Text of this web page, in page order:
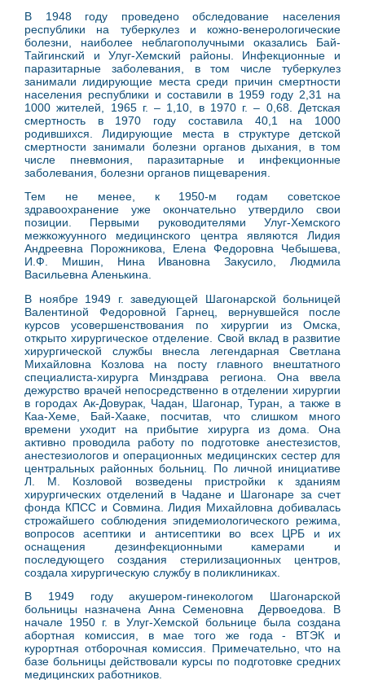
В 1948 году проведено обследование населения
республики на туберкулез и кожно-венерологические
болезни, наиболее неблагополучными оказались Бай-
Тайгинский и Улуг-Хемский районы. Инфекционные и
паразитарные заболевания, в том числе туберкулез
занимали лидирующие места среди причин смертности
населения республики и составили в 1959 году 2,31 на
1000 жителей, 1965 г. – 1,10, в 1970 г. – 0,68. Детская
смертность в 1970 году составила 40,1 на 1000
родившихся. Лидирующие места в структуре детской
смертности занимали болезни органов дыхания, в том
числе пневмония, паразитарные и инфекционные
заболевания, болезни органов пищеварения.
Тем не менее, к 1950-м годам советское
здравоохранение уже окончательно утвердило свои
позиции. Первыми руководителями Улуг-Хемского
межкожуунного медицинского центра являются Лидия
Андреевна Порожникова, Елена Федоровна Чебышева,
И.Ф. Мишин, Нина Ивановна Закусило, Людмила
Васильевна Аленькина.
В ноябре 1949 г. заведующей Шагонарской больницей
Валентиной Федоровной Гарнец, вернувшейся после
курсов усовершенствования по хирургии из Омска,
открыто хирургическое отделение. Свой вклад в развитие
хирургической службы внесла легендарная Светлана
Михайловна Козлова на посту главного внештатного
специалиста-хирурга Минздрава региона. Она ввела
дежурство врачей непосредственно в отделении хирургии
в городах Ак-Довурак, Чадан, Шагонар, Туран, а также в
Каа-Хеме, Бай-Хааке, посчитав, что слишком много
времени уходит на прибытие хирурга из дома. Она
активно проводила работу по подготовке анестезистов,
анестезиологов и операционных медицинских сестер для
центральных районных больниц. По личной инициативе
Л. М. Козловой возведены пристройки к зданиям
хирургических отделений в Чадане и Шагонаре за счет
фонда КПСС и Совмина. Лидия Михайловна добивалась
строжайшего соблюдения эпидемиологического режима,
вопросов асептики и антисептики во всех ЦРБ и их
оснащения дезинфекционными камерами и
последующего создания стерилизационных центров,
создала хирургическую службу в поликлиниках.
В 1949 году акушером-гинекологом Шагонарской
больницы назначена Анна Семеновна Дервоедова. В
начале 1950 г. в Улуг-Хемской больнице была создана
абортная комиссия, в мае того же года - ВТЭК и
курортная отборочная комиссия. Примечательно, что на
базе больницы действовали курсы по подготовке средних
медицинских работников.